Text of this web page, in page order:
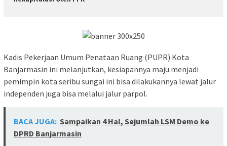
Kadis Pekerjaan Umum Penataan Ruang (PUPR) Kota
Banjarmasin ini melanjutkan, kesiapannya maju menjadi
pemimpin kota seribu sungai ini bisa dilakukannya lewat jalur
independen juga bisa melalui jalur parpol.
BACA JUGA: Sampaikan 4 Hal, Sejumlah LSM Demo ke
DPRD Banjarmasin